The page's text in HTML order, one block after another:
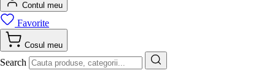
Contul meu
Favorite
Cosul meu
Search